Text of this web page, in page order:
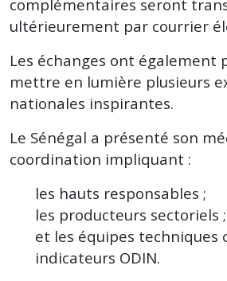
complémentaires seront
ultérieurement par courrier
Les échanges ont également
mettre en lumière plusieurs
nationales inspirantes.
Le Sénégal a présenté son
coordination impliquant :
les hauts responsables ;
les producteurs sectoriels ;
et les équipes techniques
indicateurs ODIN.